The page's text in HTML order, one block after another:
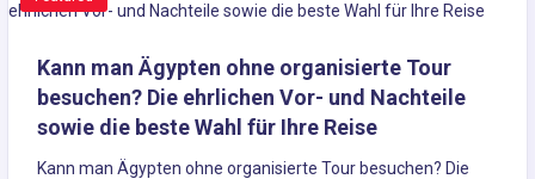
Kann man Ägypten ohne organisierte Tour
besuchen? Die ehrlichen Vor- und Nachteile
sowie die beste Wahl für Ihre Reise
Kann man Ägypten ohne organisierte Tour besuchen? Die